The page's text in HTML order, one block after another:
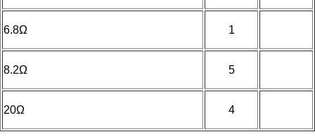
6.8Ω 1
8.2Ω 5
20Ω 4